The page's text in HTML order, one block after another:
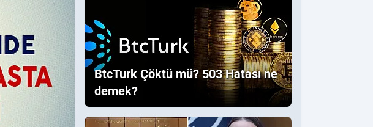
BtcTurk Çöktü mü? 503 Hatası ne
demek?